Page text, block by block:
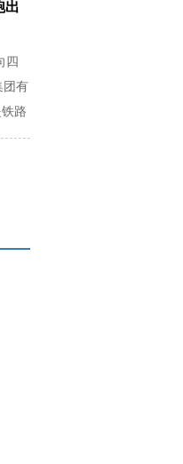
出
四
团有
路